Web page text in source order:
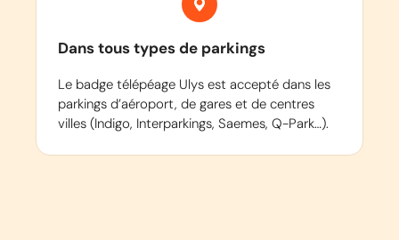
Dans tous types de parkings
Le badge télépéage Ulys est accepté dans les
parkings d’aéroport, de gares et de centres
villes (Indigo, Interparkings, Saemes, Q-Park…).